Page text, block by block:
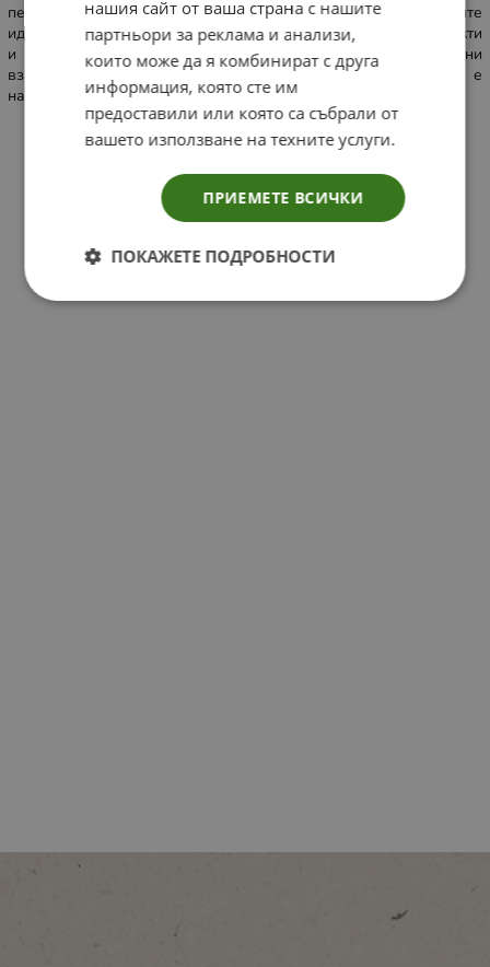
персонализирано обслужване, като ви помага да намерите
идеалните опаковъчни решения за вашите конкретни продукти
и изисквания. Гордеем се със създаването на трайни
взаимоотношения с нашите клиенти, а вашата успешност е
нашата основна цел.
нашия сайт от ваша страна с нашите
партньори за реклама и анализи,
които може да я комбинират с друга
информация, която сте им
предоставили или която са събрали от
вашето използване на техните услуги.
ПРИЕМЕТЕ ВСИЧКИ
ПОКАЖЕТЕ ПОДРОБНОСТИ